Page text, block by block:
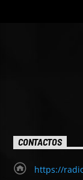
CONTACTOS
https://